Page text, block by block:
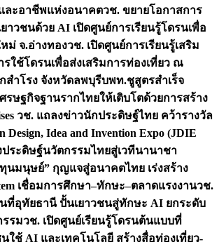
ละอาชีพแห่งอนาคตวช. ขยายโอกาสการ
ยาวชนด้วย AI เปิดศูนย์การเรียนรู้โดรนเพื่อ
ม่ จ.อ่างทองวช. เปิดศูนย์การเรียนรู้เสริม
ใช้โดรนเพื่อส่งเสริมการท่องเที่ยว ณ
สำโรง จังหวัดลพบุรีบพท.ชูสูตรสำเร็จ
ศรษฐกิจฐานรากไทยให้เติบโตด้วยการสร้าง
วช. แถลงข่าวนักประดิษฐ์ไทย คว้ารางวัล
Design, Idea and Invention Expo (JDIE
ประดิษฐ์นวัตกรรมไทยสู่เวทีนานาชา
นมนุษย์” กุญแจสู่อนาคตไทย เร่งสร้าง
เชื่อมการศึกษา–ทักษะ–ตลาดแรงงานวช.
นที่อุทัยธานี ปั้นเยาวชนสู่ทักษะ AI ยกระดับ
รรมวช. เปิดศูนย์เรียนรู้โดรนต้นแบบที่
ใช้ AI และเทคโนโลยี สร้างสื่อท่องเที่ยว-